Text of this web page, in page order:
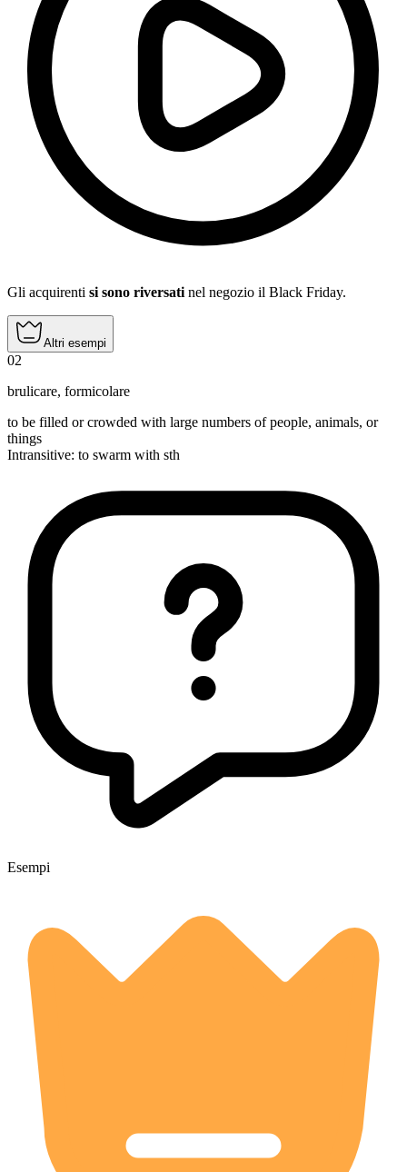
Gli acquirenti si sono riversati nel negozio il Black Friday.
Altri esempi
02
brulicare, formicolare
to be filled or crowded with large numbers of people, animals, or
things
Intransitive: to swarm with sth
Esempi